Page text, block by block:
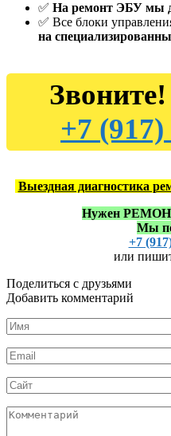
✅ На ремонт ЭБУ
✅ Все блоки
на
+7
Выездная диагностика
Нужен
Мы
+7
или
Поделиться с друзьями
Добавить комментарий
Имя
*
Email
*
Сайт
Комментарий